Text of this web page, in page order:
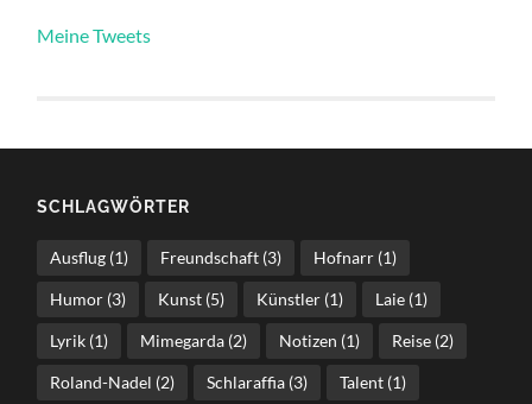
Meine Tweets
SCHLAGWÖRTER
Ausflug (1) Freundschaft (3) Hofnarr (1)
Humor (3) Kunst (5) Künstler (1) Laie (1)
Lyrik (1) Mimegarda (2) Notizen (1) Reise (2)
Roland-Nadel (2) Schlaraffia (3) Talent (1)